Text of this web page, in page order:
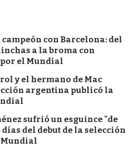
con Barcelona: del
a la broma con
el Mundial
y el hermano de Mac
argentina publicó la
sufrió un esguince "de
días del debut de la selección
Mundial